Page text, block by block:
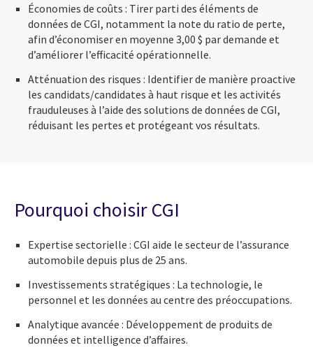
Économies de coûts : Tirer parti des éléments de
données de CGI, notamment la note du ratio de perte,
afin d’économiser en moyenne 3,00 $ par demande et
d’améliorer l’efficacité opérationnelle.
Atténuation des risques : Identifier de manière proactive
les candidats/candidates à haut risque et les activités
frauduleuses à l’aide des solutions de données de CGI,
réduisant les pertes et protégeant vos résultats.
Pourquoi choisir CGI
Expertise sectorielle : CGI aide le secteur de l’assurance
automobile depuis plus de 25 ans.
Investissements stratégiques : La technologie, le
personnel et les données au centre des préoccupations.
Analytique avancée : Développement de produits de
données et intelligence d’affaires.